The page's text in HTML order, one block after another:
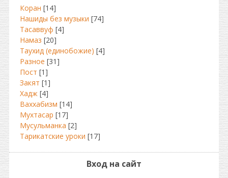
Коран [14]
Нашиды без музыки [74]
Тасаввуф [4]
Намаз [20]
Таухид (единобожие) [4]
Разное [31]
Пост [1]
Закят [1]
Хадж [4]
Ваххабизм [14]
Мухтасар [17]
Мусульманка [2]
Тарикатские уроки [17]
Вход на сайт